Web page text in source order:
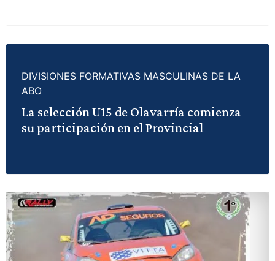
DIVISIONES FORMATIVAS MASCULINAS DE LA
ABO
La selección U15 de Olavarría comienza
su participación en el Provincial